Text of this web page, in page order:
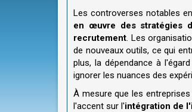
Les controverses notables
en œuvre des stratégies
recrutement . Les
de nouveaux outils, ce qui
plus, la dépendance à
ignorer les nuances des
À mesure que les
l'accent sur l'intégration de